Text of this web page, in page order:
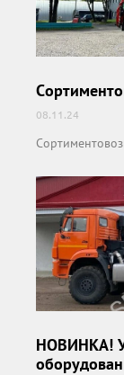
08.11.24
НОВИНКА!